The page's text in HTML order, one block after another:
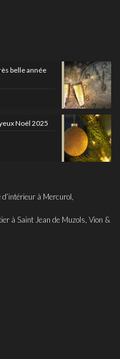
belle année
Noël 2025
à Mercurol,
à Saint Jean de Muzols, Vion &